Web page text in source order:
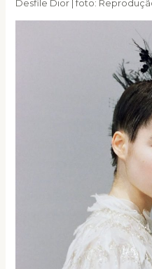
Desfile Dior | foto: